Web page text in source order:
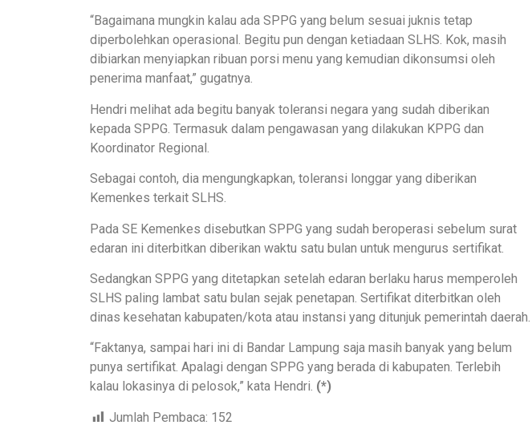
“Bagaimana mungkin kalau ada SPPG yang belum sesuai juknis tetap
diperbolehkan operasional. Begitu pun dengan ketiadaan SLHS. Kok, masih
dibiarkan menyiapkan ribuan porsi menu yang kemudian dikonsumsi oleh
penerima manfaat,” gugatnya.
Hendri melihat ada begitu banyak toleransi negara yang sudah diberikan
kepada SPPG. Termasuk dalam pengawasan yang dilakukan KPPG dan
Koordinator Regional.
Sebagai contoh, dia mengungkapkan, toleransi longgar yang diberikan
Kemenkes terkait SLHS.
Pada SE Kemenkes disebutkan SPPG yang sudah beroperasi sebelum surat
edaran ini diterbitkan diberikan waktu satu bulan untuk mengurus sertifikat.
Sedangkan SPPG yang ditetapkan setelah edaran berlaku harus memperoleh
SLHS paling lambat satu bulan sejak penetapan. Sertifikat diterbitkan oleh
dinas kesehatan kabupaten/kota atau instansi yang ditunjuk pemerintah daerah.
“Faktanya, sampai hari ini di Bandar Lampung saja masih banyak yang belum
punya sertifikat. Apalagi dengan SPPG yang berada di kabupaten. Terlebih
kalau lokasinya di pelosok,” kata Hendri. (*)
Jumlah Pembaca: 152